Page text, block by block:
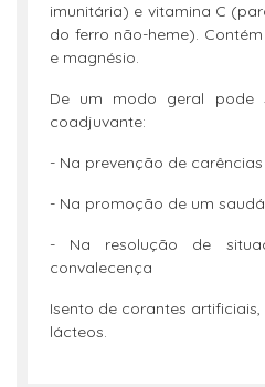
imunitária) e vitamina C
do ferro não-heme).
e magnésio.
De um modo geral pode
coadjuvante:
- Na prevenção de
- Na promoção de um
- Na resolução de
convalecença
Isento de corantes
lácteos.